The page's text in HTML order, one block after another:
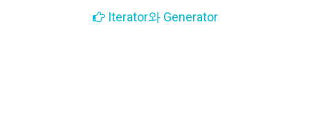
Iterator와 Generator